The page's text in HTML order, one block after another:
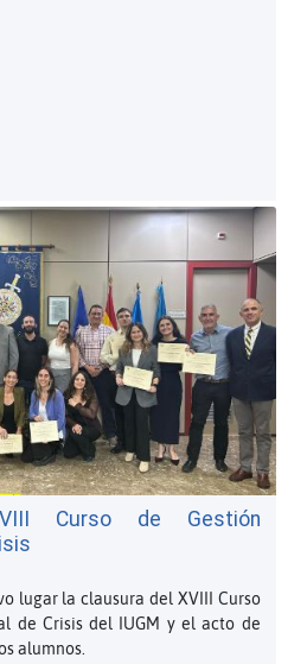
Curso de Gestión
lugar la clausura del XVIII Curso
de Crisis del IUGM y el acto de
alumnos.